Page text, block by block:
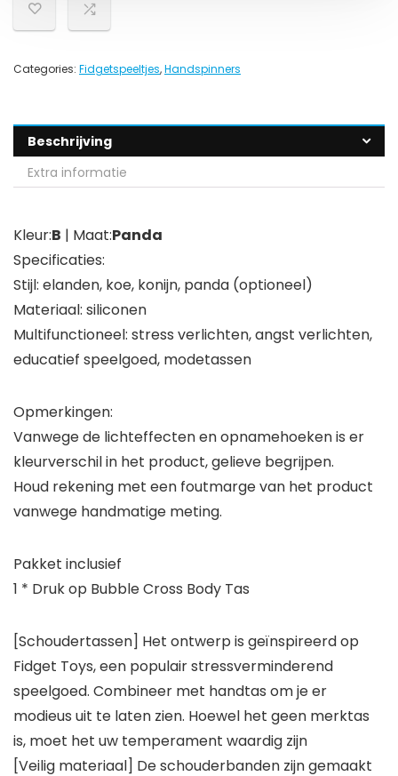
Categories: Fidgetspeeltjes,Handspinners
Beschrijving
Extra informatie
Kleur:B | Maat:Panda
Specificaties:
Stijl: elanden, koe, konijn, panda (optioneel)
Materiaal: siliconen
Multifunctioneel: stress verlichten, angst verlichten,
educatief speelgoed, modetassen
Opmerkingen:
Vanwege de lichteffecten en opnamehoeken is er
kleurverschil in het product, gelieve begrijpen.
Houd rekening met een foutmarge van het product
vanwege handmatige meting.
Pakket inclusief
1 * Druk op Bubble Cross Body Tas
[Schoudertassen] Het ontwerp is geïnspireerd op
Fidget Toys, een populair stressverminderend
speelgoed. Combineer met handtas om je er
modieus uit te laten zien. Hoewel het geen merktas
is, moet het uw temperament waardig zijn
[Veilig materiaal] De schouderbanden zijn gemaakt